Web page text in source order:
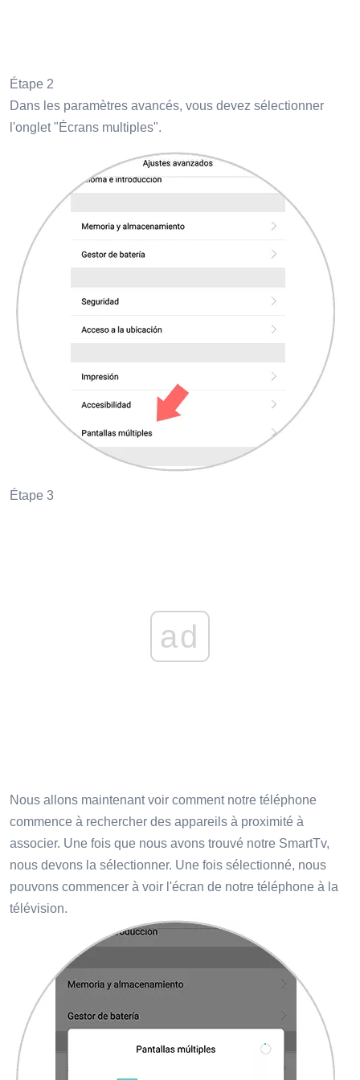
Étape 2
Dans les paramètres avancés, vous devez sélectionner
l'onglet "Écrans multiples".
Étape 3
ad
Nous allons maintenant voir comment notre téléphone
commence à rechercher des appareils à proximité à
associer. Une fois que nous avons trouvé notre SmartTv,
nous devons la sélectionner. Une fois sélectionné, nous
pouvons commencer à voir l'écran de notre téléphone à la
télévision.